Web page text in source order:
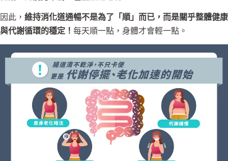
因此， 維持消化道通暢不是為了「順」而已，而是關乎整體健康
與代謝循環的穩定 ！ 每天順一點，身體才會輕一點。